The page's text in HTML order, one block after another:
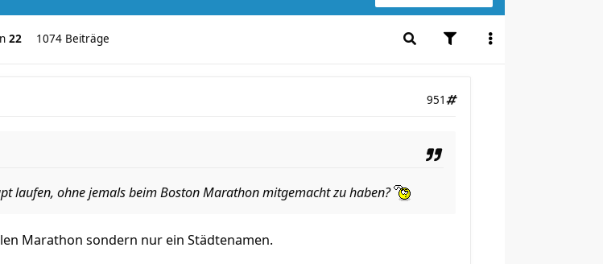
22 1074 Beiträge
951
laufen, ohne jemals beim Boston Marathon mitgemacht zu haben?
Marathon sondern nur ein Städtenamen.